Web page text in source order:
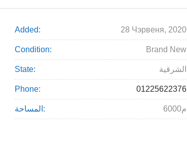
Added: 28 Чэрвеня, 2020
Condition: Brand New
State: الشرقية
Phone: 01225622376
المساحة: 6000م